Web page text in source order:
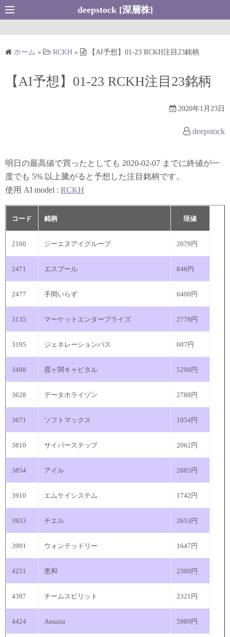
コ
ン
deepstock [深層株]
ホーム » RCKH » 【AI予想】01-23 RCKH注目23銘柄
【AI予想】01-23 RCKH注目23銘柄
2020年1月23日
deepstock
明日の最高値で買ったとしても 2020-02-07 までに終値が一
度でも 5% 以上騰がると予想した注目銘柄です。
使用 AI model : RCKH
コード 銘柄 現値
2160 ジーエヌアイグループ 2079円
2471 エスプール 846円
2477 手間いらず 6400円
3135 マーケットエンタープライズ 2778円
3195 ジェネレーションパス 607円
3498 霞ヶ関キャピタル 5200円
3628 データホライゾン 2788円
3671 ソフトマックス 1054円
3810 サイバーステップ 2062円
3854 アイル 2085円
3910 エムケイシステム 1742円
3933 チエル 2653円
3991 ウォンテッドリー 1647円
4251 恵和 2300円
4397 チームスピリット 2321円
4424 Amazia 5980円